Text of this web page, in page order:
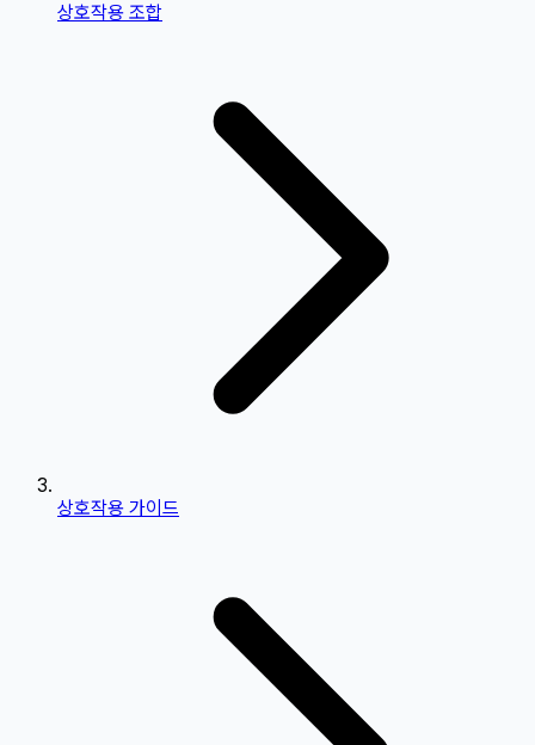
상호작용 조합
상호작용 가이드